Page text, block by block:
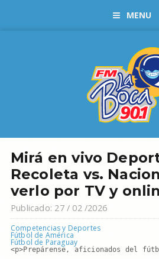
MENU
Mirá en vivo
Recoleta vs.
verlo por TV y
Publicado: 27 / 02 /2026
Competencias y Deportes
Fútbol de América
Fútbol de Paraguay
<p>Prepárense, aficionados del